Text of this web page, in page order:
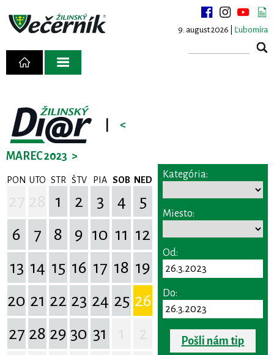
9. august 2026 | Ľubomíra
<
MAREC 2023 >
PON UTO STR ŠTV PIA SOB NED
1 2 3 4
5
6
7 8 9 10 11 12
13 14 15 16 17 18 19
20 21 22 23 24 25 26
27 28 29 30 31
Kategória:
Miesto:
Od:
Do:
Pošli nám tip